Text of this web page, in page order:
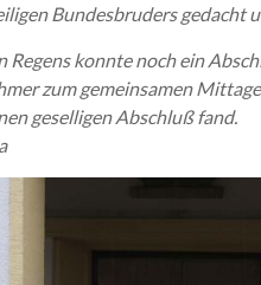
Bundesbruders gedacht
konnte noch ein
zum gemeinsamen
geselligen Abschluß fand.